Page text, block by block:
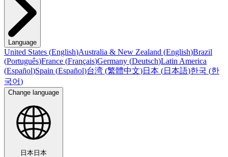
Language
United States (English)Australia & New Zealand (English)Brazil
(Português)France (Français)Germany (Deutsch)Latin America
(Español)Spain (Español)台湾 (繁體中文)日本 (日本語)한국 (한
국어)
Change language
日本日本